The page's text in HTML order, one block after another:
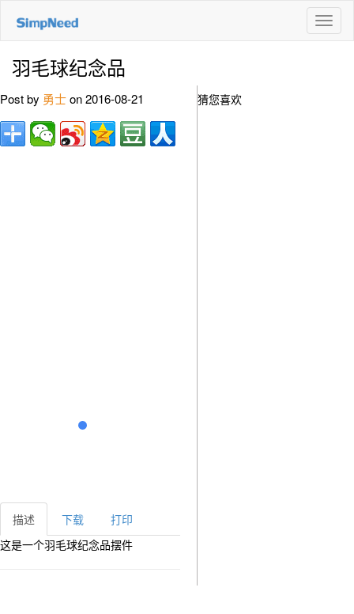
切
换
羽毛球纪念品
Post by 勇士on 2016-08-21
描述 下载
打印
这是一个羽毛球纪念品摆件
猜您喜欢